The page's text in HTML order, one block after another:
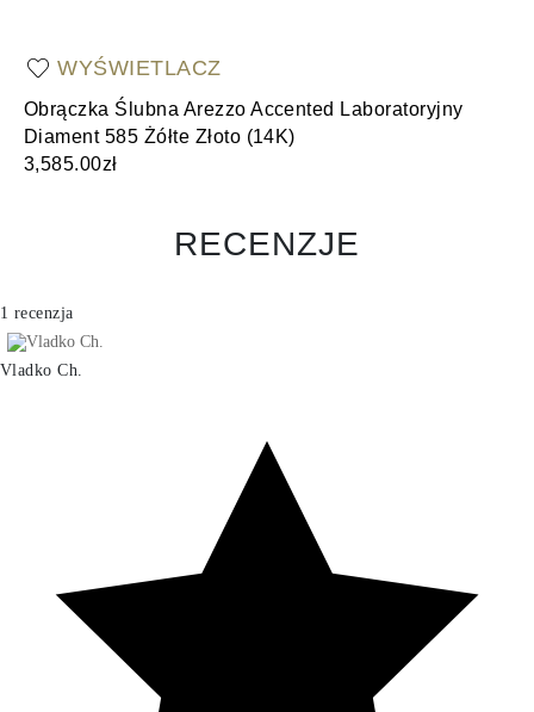
WYŚWIETLACZ
Obrączka Ślubna Arezzo Accented Laboratoryjny
Diament 585 Żółte Złoto (14K)
3,585.00zł
RECENZJE
1 recenzja
Vladko Ch.